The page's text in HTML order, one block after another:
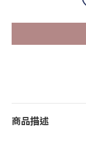
商品描述